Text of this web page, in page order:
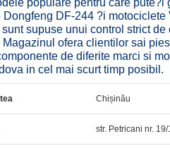
populare pentru care
DF-244 ?i
supuse unui control strict
ofera clientilor sai
de diferite marci si
in cel mai scurt timp posibil.
Chișinău
str. Petricani nr.